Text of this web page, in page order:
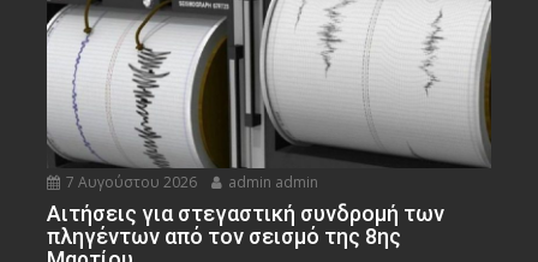
7 Αυγούστου 2026 admin admin
Αιτήσεις για στεγαστική συνδρομή των
πληγέντων από τον σεισμό της 8ης